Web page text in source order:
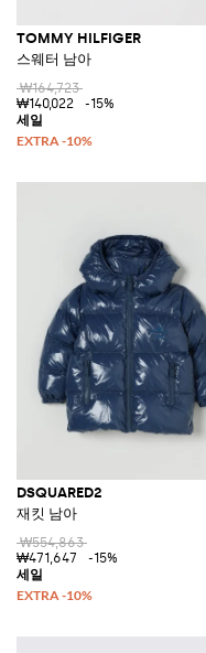
TOMMY HILFIGER
스웨터 남아
₩164,723
₩140,022
-15%
DSQUARED2
재킷 남아
₩554,863
₩471,647
-15%